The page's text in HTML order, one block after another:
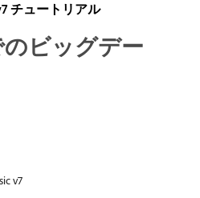
チュートリアル
のビッグデー
v7